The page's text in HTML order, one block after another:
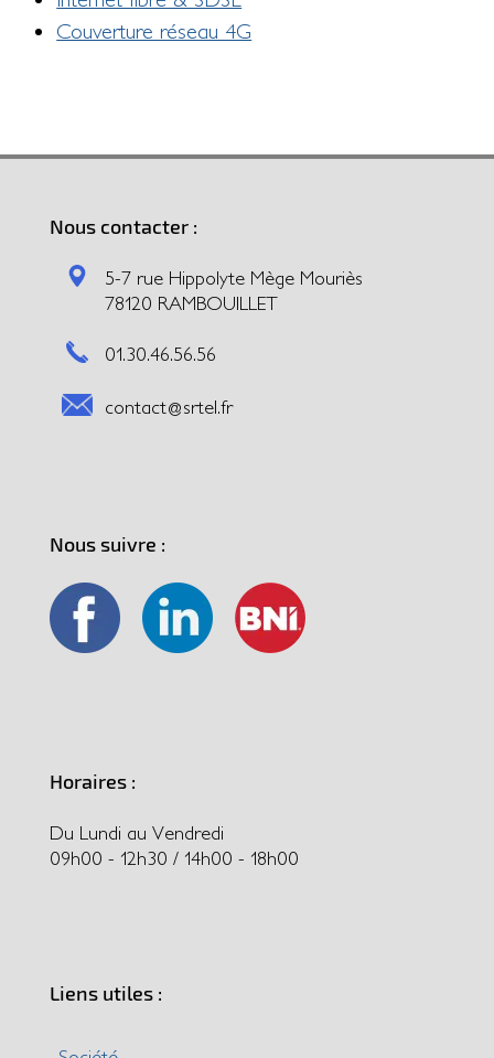
Couverture réseau 4G
Nous contacter :
5-7 rue Hippolyte Mège Mouriès
78120 RAMBOUILLET
01.30.46.56.56
contact@srtel.fr
Nous suivre :
Horaires :
Du Lundi au Vendredi
09h00 - 12h30 / 14h00 - 18h00
Liens utiles :